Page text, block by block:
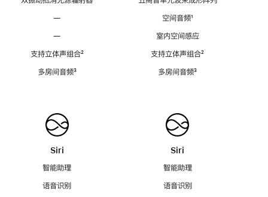
—
—
支持立体声组合脚
²
多房间音频脚
³
Siri
智能助理
语音识别
空间音频脚
¹
室内空间感应
支持立体声组合脚
²
多房间音频脚
³
Siri
智能助理
语音识别